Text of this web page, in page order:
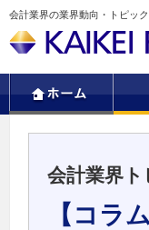
会計業界の業界動向・トピック
会計業界ト
【コラ